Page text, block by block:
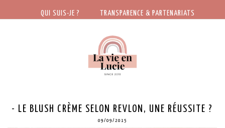
- LE BLUSH CRÈME SELON REVLON, UNE RÉUSSITE ?
09/09/2015
QUI SUIS-JE ? TRANSPARENCE & PARTENARIATS